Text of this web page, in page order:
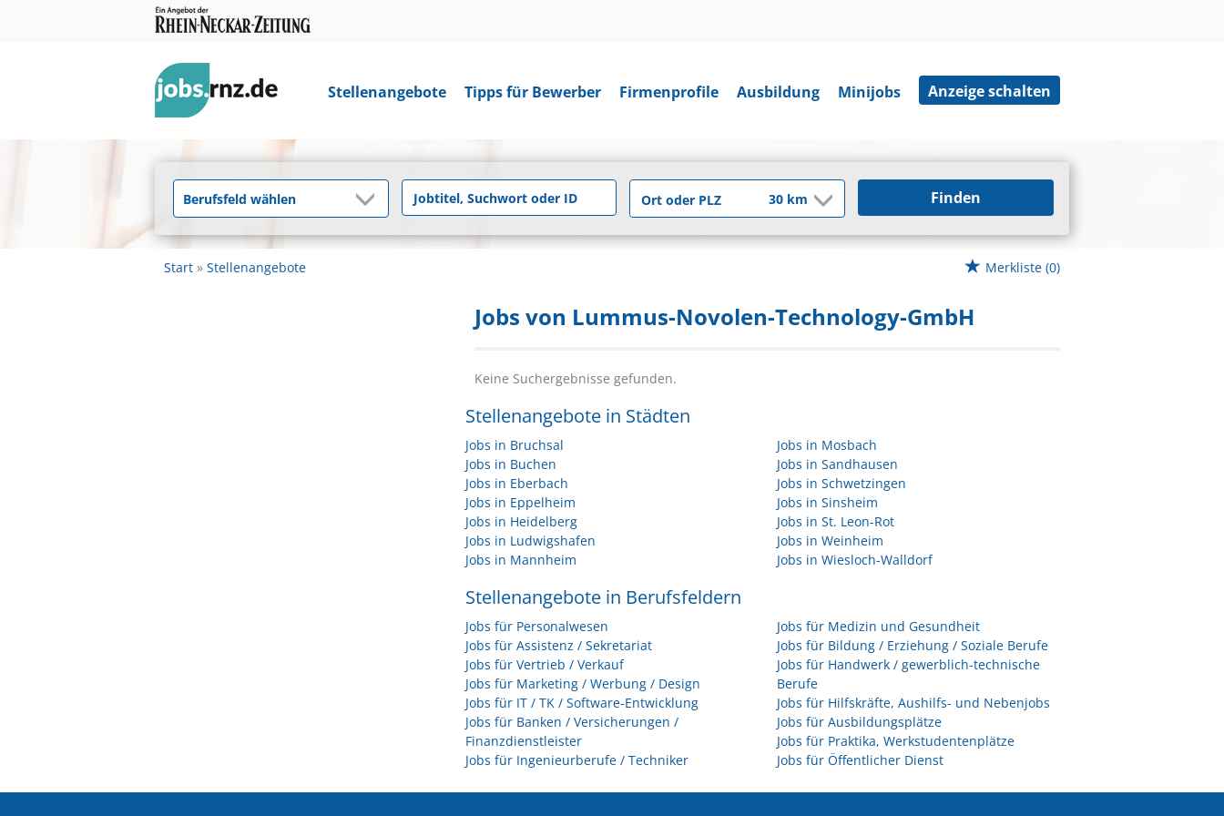
Stellenangebote Tipps für Bewerber Firmenprofile Ausbildung Minijobs Anzeige schalten
Finden
Start Stellenangebote Merkliste (0)
Jobs von Lummus-Novolen-Technology-GmbH
Keine Suchergebnisse gefunden.
Stellenangebote in Städten
Jobs in Bruchsal
Jobs in Buchen
Jobs in Eberbach
Jobs in Eppelheim
Jobs in Heidelberg
Jobs in Ludwigshafen
Jobs in Mannheim
Jobs in Mosbach
Jobs in Sandhausen
Jobs in Schwetzingen
Jobs in Sinsheim
Jobs in St. Leon-Rot
Jobs in Weinheim
Jobs in Wiesloch-Walldorf
Stellenangebote in Berufsfeldern
Jobs für Personalwesen
Jobs für Assistenz / Sekretariat
Jobs für Vertrieb / Verkauf
Jobs für Marketing / Werbung / Design
Jobs für IT / TK / Software-Entwicklung
Jobs für Banken / Versicherungen /
Finanzdienstleister
Jobs für Ingenieurberufe / Techniker
Jobs für Medizin und Gesundheit
Jobs für Bildung / Erziehung / Soziale Berufe
Jobs für Handwerk / gewerblich-technische
Berufe
Jobs für Hilfskräfte, Aushilfs- und Nebenjobs
Jobs für Ausbildungsplätze
Jobs für Praktika, Werkstudentenplätze
Jobs für Öffentlicher Dienst